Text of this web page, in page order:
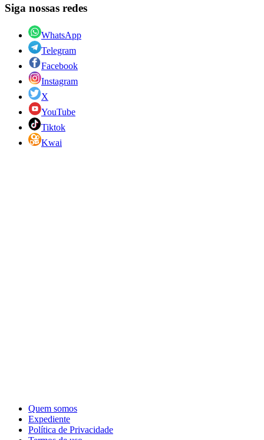
Siga nossas redes
WhatsApp
Telegram
Facebook
Instagram
X
YouTube
Tiktok
Kwai
Quem somos
Expediente
Política de Privacidade